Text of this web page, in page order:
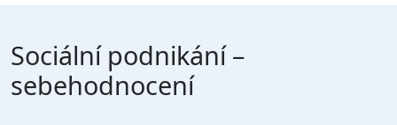
Sociální podnikání –
sebehodnocení